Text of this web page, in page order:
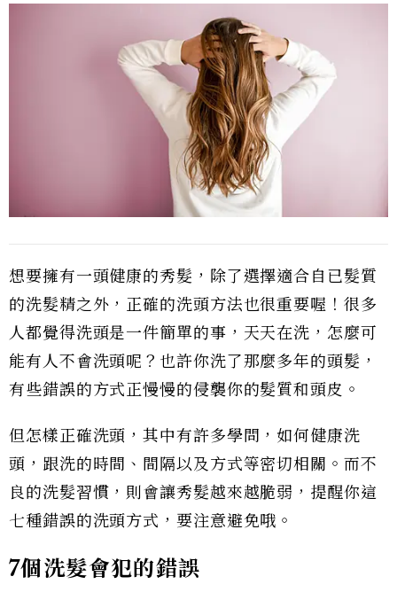
想要擁有一頭健康的秀髮，除了選擇適合自已髮質
的洗髮精之外，正確的洗頭方法也很重要喔！很多
人都覺得洗頭是一件簡單的事，天天在洗，怎麼可
能有人不會洗頭呢？也許你洗了那麼多年的頭髮，
有些錯誤的方式正慢慢的侵襲你的髮質和頭皮。
但怎樣正確洗頭，其中有許多學問，如何健康洗
頭，跟洗的時間、間隔以及方式等密切相關。而不
良的洗髮習慣，則會讓秀髮越來越脆弱，提醒你這
七種錯誤的洗頭方式，要注意避免哦。
7個洗髮會犯的錯誤